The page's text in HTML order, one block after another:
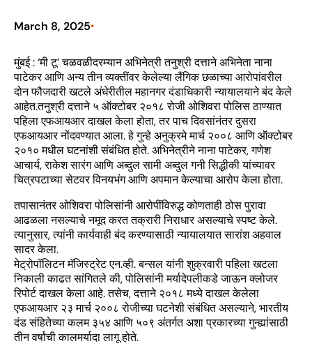
March 8, 2025•
मुंबई : ‘मी टू’ चळवळीदरम्यान अभिनेत्री तनुश्री दत्ताने अभिनेता नाना
पाटेकर आणि अन्य तीन व्यक्तींवर केलेल्या लैंगिक छळाच्या आरोपांवरील
दोन फौजदारी खटले अंधेरीतील महानगर दंडाधिकारी न्यायालयाने बंद केले
आहेत.तनुश्री दत्ताने ५ ऑक्टोबर २०१८ रोजी ओशिवरा पोलिस ठाण्यात
पहिला एफआयआर दाखल केला होता, तर पाच दिवसांनंतर दुसरा
एफआयआर नोंदवण्यात आला. हे गुन्हे अनुक्रमे मार्च २००८ आणि ऑक्टोबर
२०१० मधील घटनांशी संबंधित होते. अभिनेत्रीने नाना पाटेकर, गणेश
आचार्य, राकेश सारंग आणि अब्दुल सामी अब्दुल गनी सिद्धीकी यांच्यावर
चित्रपटाच्या सेटवर विनयभंग आणि अपमान केल्याचा आरोप केला होता.
तपासानंतर ओशिवरा पोलिसांनी आरोपींविरुद्ध कोणताही ठोस पुरावा
आढळला नसल्याचे नमूद करत तक्रारी निराधार असल्याचे स्पष्ट केले.
त्यानुसार, त्यांनी कार्यवाही बंद करण्यासाठी न्यायालयात सारांश अहवाल
सादर केला.
मेट्रोपॉलिटन मॅजिस्ट्रेट एन.व्ही. बन्सल यांनी शुक्रवारी पहिला खटला
निकाली काढत सांगितले की, पोलिसांनी मर्यादेपलीकडे जाऊन क्लोजर
रिपोर्ट दाखल केला आहे. तसेच, दत्ताने २०१८ मध्ये दाखल केलेला
एफआयआर २३ मार्च २००८ रोजीच्या घटनेशी संबंधित असल्याने, भारतीय
दंड संहितेच्या कलम ३५४ आणि ५०९ अंतर्गत अशा प्रकारच्या गुन्ह्यांसाठी
तीन वर्षांची कालमर्यादा लागू होते.